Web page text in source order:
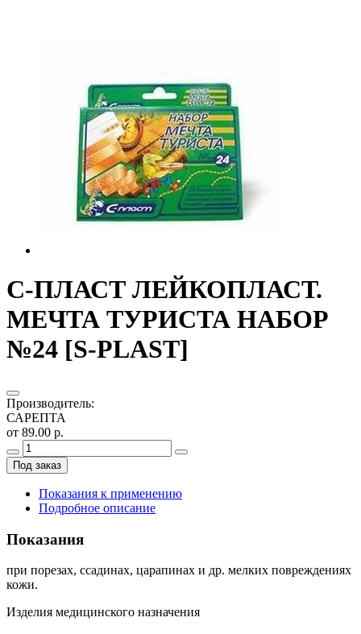
С-ПЛАСТ ЛЕЙКОПЛАСТ.
МЕЧТА ТУРИСТА НАБОР
№24 [S-PLAST]
Производитель:
САРЕПТА
от 89.00 р.
Под заказ
Показания к применению
Подробное описание
Показания
при порезах, ссадинах, царапинах и др. мелких повреждениях
кожи.
Изделия медицинского назначения